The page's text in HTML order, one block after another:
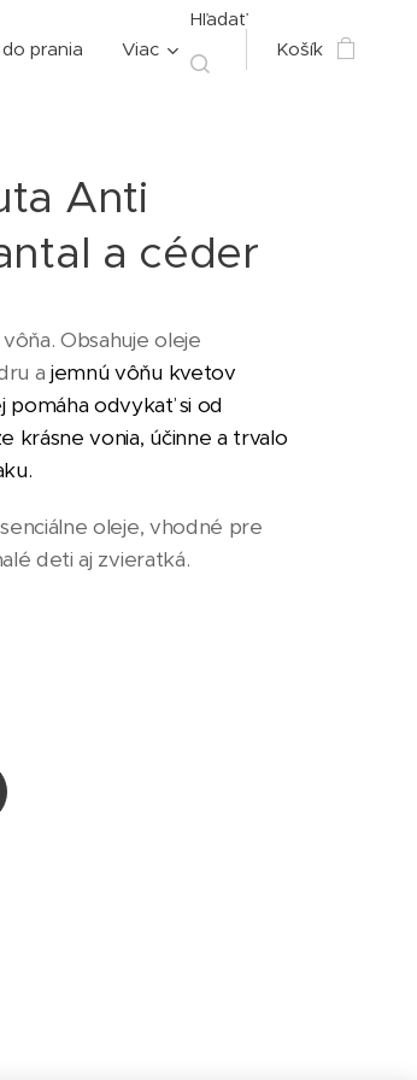
prania Viac
Hľadať
Košík
Anti
a céder
Obsahuje oleje
a jemnú vôňu kvetov
pomáha odvykať si od
krásne vonia, účinne a trvalo
oleje, vhodné pre
deti aj zvieratká.